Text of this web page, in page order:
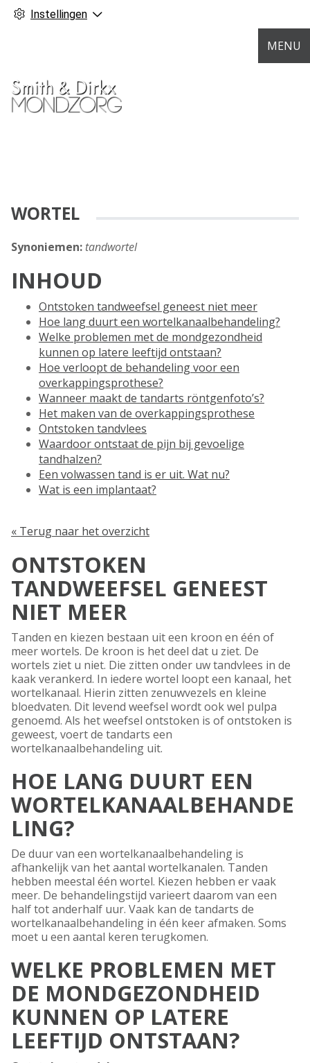
Instellingen
MENU
WORTEL
Synoniemen: tandwortel
INHOUD
Ontstoken tandweefsel geneest niet meer
Hoe lang duurt een wortelkanaalbehandeling?
Welke problemen met de mondgezondheid
kunnen op latere leeftijd ontstaan?
Hoe verloopt de behandeling voor een
overkappingsprothese?
Wanneer maakt de tandarts röntgenfoto’s?
Het maken van de overkappingsprothese
Ontstoken tandvlees
Waardoor ontstaat de pijn bij gevoelige
tandhalzen?
Een volwassen tand is er uit. Wat nu?
Wat is een implantaat?
« Terug naar het overzicht
ONTSTOKEN
TANDWEEFSEL GENEEST
NIET MEER
Tanden en kiezen bestaan uit een kroon en één of
meer wortels. De kroon is het deel dat u ziet. De
wortels ziet u niet. Die zitten onder uw tandvlees in de
kaak verankerd. In iedere wortel loopt een kanaal, het
wortelkanaal. Hierin zitten zenuwvezels en kleine
bloedvaten. Dit levend weefsel wordt ook wel pulpa
genoemd. Als het weefsel ontstoken is of ontstoken is
geweest, voert de tandarts een
wortelkanaalbehandeling uit.
HOE LANG DUURT EEN
WORTELKANAALBEHANDE
LING?
De duur van een wortelkanaalbehandeling is
afhankelijk van het aantal wortelkanalen. Tanden
hebben meestal één wortel. Kiezen hebben er vaak
meer. De behandelingstijd varieert daarom van een
half tot anderhalf uur. Vaak kan de tandarts de
wortelkanaalbehandeling in één keer afmaken. Soms
moet u een aantal keren terugkomen.
WELKE PROBLEMEN MET
DE MONDGEZONDHEID
KUNNEN OP LATERE
LEEFTIJD ONTSTAAN?